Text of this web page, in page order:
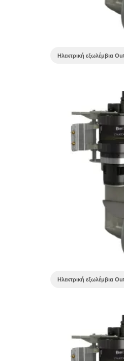
Ηλεκτρική εξωλέμβια
Ηλεκτρική εξωλέμβια